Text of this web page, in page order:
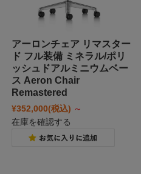
アーロンチェア リマスター
ド フル装備 ミネラル/ポリ
ッシュドアルミニウムベー
ス Aeron Chair
Remastered
¥352,000(税込) ～
在庫を確認する